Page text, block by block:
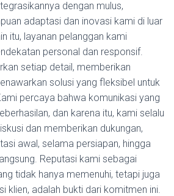
dengan mulus,
adaptasi dan inovasi kami di luar
itu, layanan pelanggan kami
personal dan responsif.
setiap detail, memberikan
solusi yang fleksibel untuk
percaya bahwa komunikasi yang
dan karena itu, kami selalu
dan memberikan dukungan,
awal, selama persiapan, hingga
Reputasi kami sebagai
tidak hanya memenuhi, tetapi juga
klien, adalah bukti dari komitmen ini.